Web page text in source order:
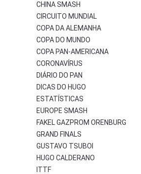
CHINA SMASH
CIRCUITO MUNDIAL
COPA DA ALEMANHA
COPA DO MUNDO
COPA PAN-AMERICANA
CORONAVÍRUS
DIÁRIO DO PAN
DICAS DO HUGO
ESTATÍSTICAS
EUROPE SMASH
FAKEL GAZPROM ORENBURG
GRAND FINALS
GUSTAVO TSUBOI
HUGO CALDERANO
ITTF